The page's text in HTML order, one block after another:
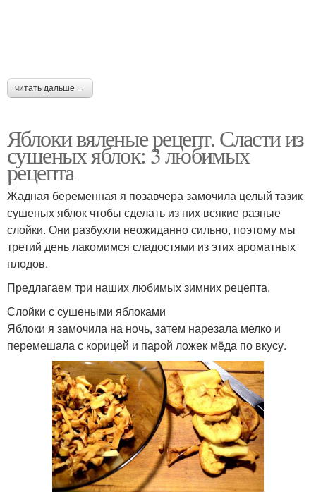
читать дальше →
Яблоки вяленые рецепт. Сласти из
сушеных яблок: 3 любимых
рецепта
Жадная беременная я позавчера замочила целый тазик
сушеных яблок чтобы сделать из них всякие разные
слойки. Они разбухли неожиданно сильно, поэтому мы
третий день лакомимся сладостями из этих ароматных
плодов.
Предлагаем три наших любимых зимних рецепта.
Слойки с сушеными яблоками
Яблоки я замочила на ночь, затем нарезала мелко и
перемешала с корицей и парой ложек мёда по вкусу.